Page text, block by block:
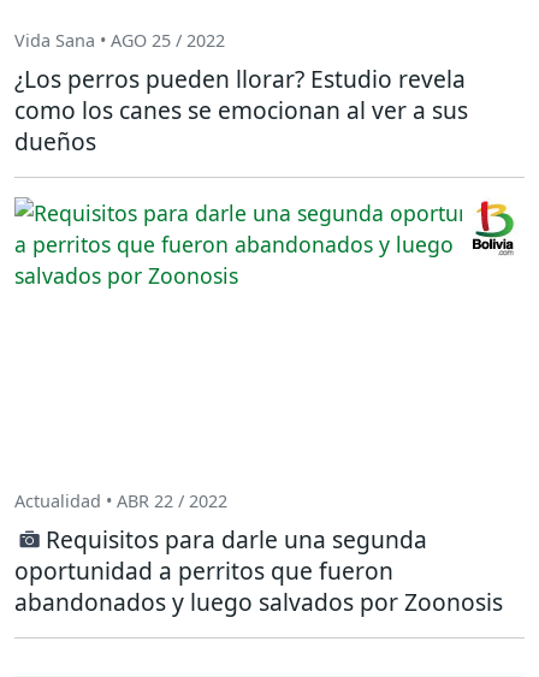
Vida Sana • AGO 25 / 2022
¿Los perros pueden llorar? Estudio revela
como los canes se emocionan al ver a sus
dueños
Actualidad • ABR 22 / 2022
Requisitos para darle una segunda
oportunidad a perritos que fueron
abandonados y luego salvados por Zoonosis